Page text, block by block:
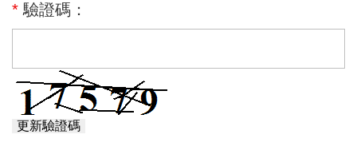
* 驗證碼：
更新驗證碼